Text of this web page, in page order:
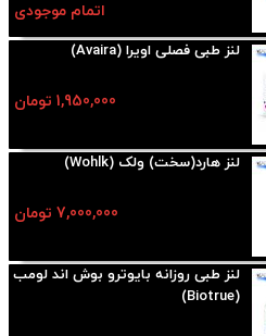
اتمام موجودی
لنز طبی فصلی اویرا (Avaira)
1,950,000 تومان
لنز هارد(سخت) ولک (Wohlk)
7,000,000 تومان
لنز طبی روزانه بایوترو بوش اند لومب
(Biotrue)